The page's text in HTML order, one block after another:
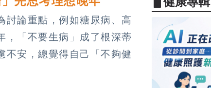
討論重點，例如糖尿病、高
，「不要生病」成了根深蒂
不安，總覺得自己「不夠健